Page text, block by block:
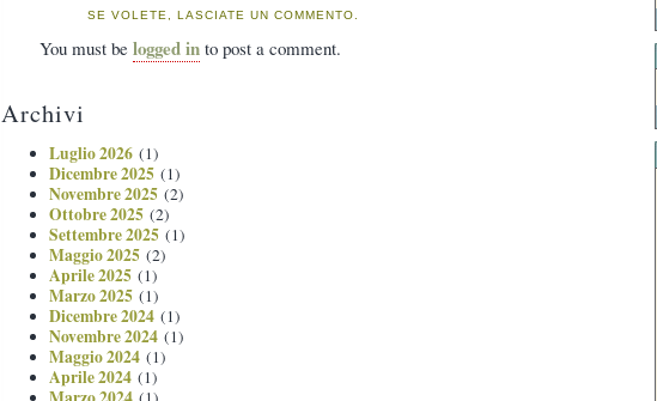
SE VOLETE, LASCIATE UN COMMENTO.
You must be logged in to post a comment.
Archivi
Luglio 2026 (1)
Dicembre 2025 (1)
Novembre 2025 (2)
Ottobre 2025 (2)
Settembre 2025 (1)
Maggio 2025 (2)
Aprile 2025 (1)
Marzo 2025 (1)
Dicembre 2024 (1)
Novembre 2024 (1)
Maggio 2024 (1)
Aprile 2024 (1)